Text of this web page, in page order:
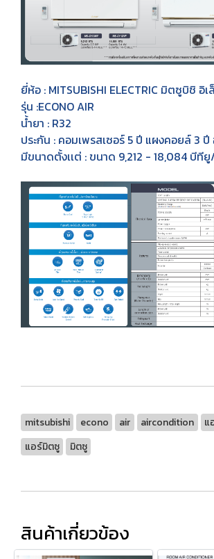
ยี่ห้อ : MITSUBISHI ELECTRIC มิตซูบิชิ อิ
รุ่น :ECONO AIR
น้ำยา : R32
ประกัน : คอมเพรสเซอร์ 5 ปี แผงคอยล์ 3 ปี
มีขนาดตั้งเเต่ : ขนาด 9,212 - 18,084 บีที
mitsubishi econo air aircondition
แ
แอร์มิตซู
มิตซู
สินค้าเกี่ยวข้อง